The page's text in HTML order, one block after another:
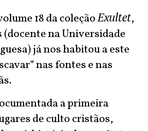
18 da coleçãoExultet,
na Universidade
já nos habitou a este
nas fontes e nas
a primeira
de culto cristãos,